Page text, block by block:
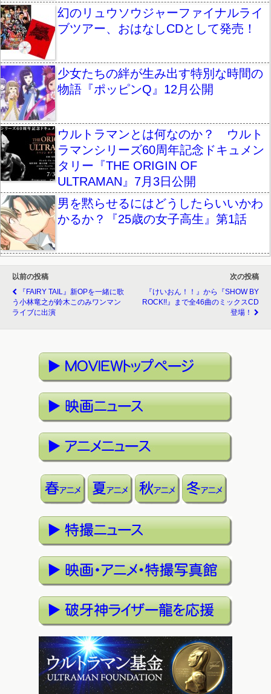
幻のリュウソウジャーファイナルライ
ブツアー、おはなしCDとして発売！
少女たちの絆が生み出す特別な時間の
物語『ポッピンQ』12月公開
ウルトラマンとは何なのか？ ウルト
ラマンシリーズ60周年記念ドキュメン
タリー『THE ORIGIN OF
ULTRAMAN』7月3日公開
男を黙らせるにはどうしたらいいかわ
かるか？『25歳の女子高生』第1話
以前の投稿
『FAIRY TAIL』新OPを一緒に歌
う小林竜之が鈴木このみワンマン
ライブに出演
次の投稿
『けいおん！！』から『SHOW BY
ROCK!!』まで全46曲のミックスCD
登場！